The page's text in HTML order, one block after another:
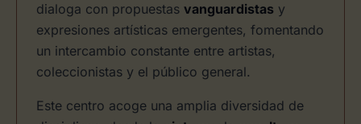
dialoga con propuestas vanguardistas y
expresiones artísticas emergentes, fomentando
un intercambio constante entre artistas,
coleccionistas y el público general.
Este centro acoge una amplia diversidad de